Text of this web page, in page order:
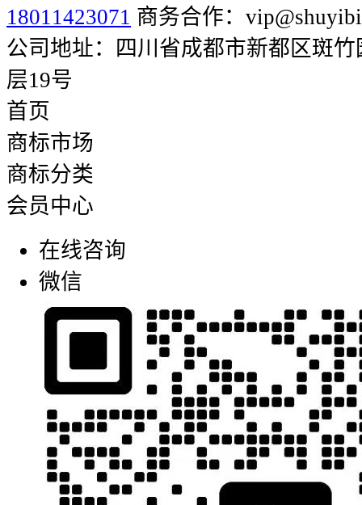
18011423071 商务合作：
公司地址：四川省成都市新都区斑
层19号
首页
商标市场
商标分类
会员中心
在线咨询
微信